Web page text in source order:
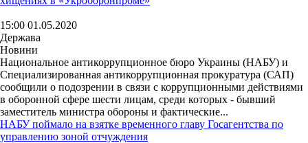
15:00 01.05.2020
Держава
Новини
Национальное антикоррупционное бюро Украины (НАБУ) и
Специализированная антикоррупционная прокуратура (САП)
сообщили о подозрении в связи с коррупционными действиями
в оборонной сфере шести лицам, среди которых - бывший
заместитель министра обороны и фактические...
НАБУ поймало на взятке временного главу Госагентства по
управлению зоной отчуждения